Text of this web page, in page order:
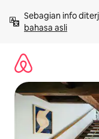
langsung
lihat
Sebagian info
bahasa asli